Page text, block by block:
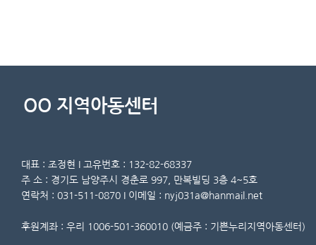
OO 지역아동센터
대표 : 조정현 I 고유번호 : 132-82-68337
주 소 : 경기도 남양주시 경춘로 997, 만복빌딩 3층 4~5호
연락처 : 031-511-0870 I 이메일 : nyj031a@hanmail.net
후원계좌 : 우리 1006-501-360010 (예금주 : 기쁜누리지역아동센터)